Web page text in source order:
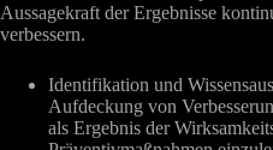
Aussagekraft der Ergebnisse
verbessern.
Identifikation und
Aufdeckung von
als Ergebnis der